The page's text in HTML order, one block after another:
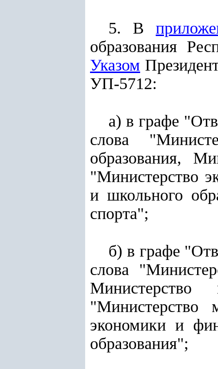
5. В
образования
Указом
УП-5712:
а) в графе
слова
образования,
"Министерство
и школьного
спорта";
б) в графе
слова
Министерство
"Министерство
экономики и
образования";